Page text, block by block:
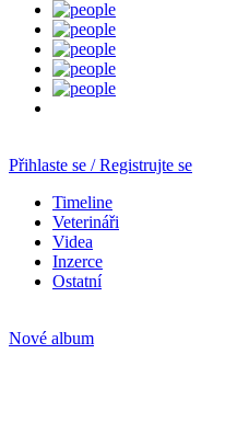
Přihlaste se / Registrujte se
Timeline
Veterináři
Videa
Inzerce
Ostatní
Nové album